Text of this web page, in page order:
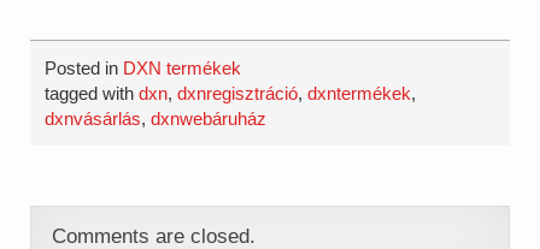
Posted in DXN termékek
tagged withdxn,dxnregisztráció,dxntermékek,
dxnvásárlás,dxnwebáruház
Comments are closed.